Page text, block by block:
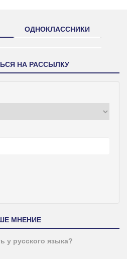
ОДНОКЛАССНИКИ
НА РАССЫЛКУ
МНЕНИЕ
у русского языка?